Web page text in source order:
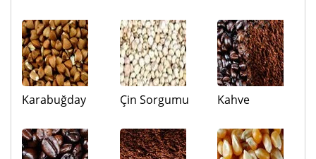
Karabuğday Çin Sorgumu Kahve